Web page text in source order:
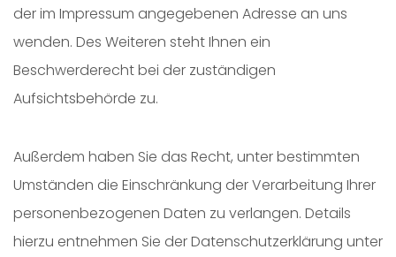
der im Impressum angegebenen Adresse an uns
wenden. Des Weiteren steht Ihnen ein
Beschwerderecht bei der zuständigen
Aufsichtsbehörde zu.
Außerdem haben Sie das Recht, unter bestimmten
Umständen die Einschränkung der Verarbeitung Ihrer
personenbezogenen Daten zu verlangen. Details
hierzu entnehmen Sie der Datenschutzerklärung unter